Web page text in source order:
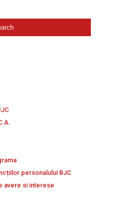
personalului BJC
avere si interese